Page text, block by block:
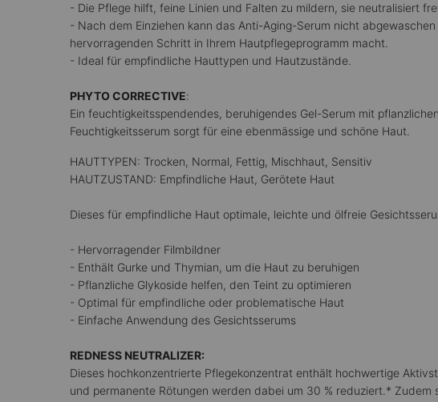
- Die Pflege hilft, feine Linien und Falten zu mildern, sie neutralisiert
- Nach dem Einziehen kann das Anti-Aging-Serum nicht
hervorragenden Schritt in Ihrem Hautpflegeprogramm macht.
- Ideal für empfindliche Hauttypen und Hautzustände.
PHYTO CORRECTIVE:
Ein feuchtigkeitsspendendes, beruhigendes Gel-Serum mit
Feuchtigkeitsserum sorgt für eine ebenmässige und schöne Haut.
HAUTTYPEN: Trocken, Normal, Fettig, Mischhaut, Sensitiv
HAUTZUSTAND: Empfindliche Haut, Gerötete Haut
Dieses für empfindliche Haut optimale, leichte und ölfreie
- Hervorragender Filmbildner
- Enthält Gurke und Thymian, um die Haut zu beruhigen
- Pflanzliche Glykoside helfen, den Teint zu optimieren
- Optimal für empfindliche oder problematische Haut
- Einfache Anwendung des Gesichtsserums
REDNESS NEUTRALIZER:
Dieses hochkonzentrierte Pflegekonzentrat enthält hochwertige
und permanente Rötungen werden dabei um 30 % reduziert.*